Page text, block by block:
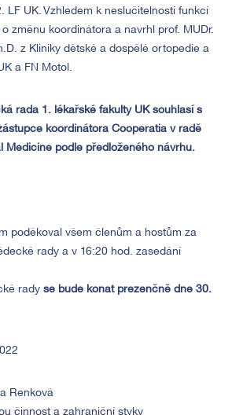
LF UK. Vzhledem k neslučitelnosti funkcí
změnu koordinátora a navrhl prof. MUDr.
z Kliniky dětské a dospělé ortopedie a
a FN Motol.
rada 1. lékařské fakulty UK souhlasí s
koordinátora Cooperatia v radě
Medicine podle předloženého návrhu.
poděkoval všem členům a hostům za
rady a v 16:20 hod. zasedání
radyse bude konat prezenčně dne 30.
Renková
činnost a zahraniční styky